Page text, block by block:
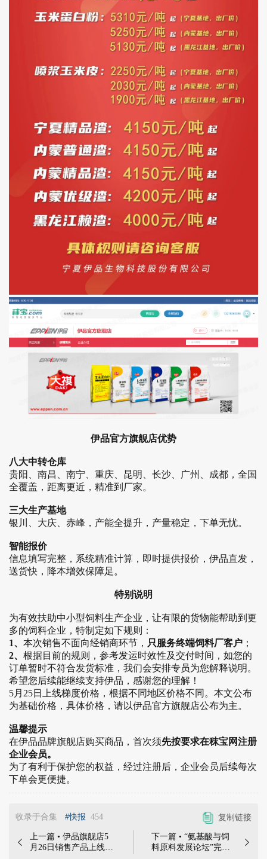
伊品官方旗舰店优势
八大中转仓库
贵阳、南昌、南宁、重庆、昆明、长沙、广州、成都，全国
全覆盖，距离更近，精准到厂家。
三大生产基地
银川、大庆、赤峰，产能全提升，产量稳定，下单无忧。
智能报价
信息填写完整，系统精准计算，即时提供报价，伊品直发，
送货快，降本增效保障足。
特别说明
为有效扶助中小型饲料生产企业，让有限的货物能帮助到更
多的饲料企业，特制定如下规则：
1、 本次销售不面向经销商环节， 只服务终端饲料厂客户 ；
2、 根据目前的规则，参考发运时效性及交付时间，如您的
订单暂时不符合发货标准，我们会安排专员为您解释说明。
希望您后续能继续支持伊品，感谢您的理解！
5月25日上线梯度价格，根据不同地区价格不同。本文公布
为基础价格，具体价格，请以伊品官方旗舰店公布为主。
温馨提示
在伊品品牌旗舰店购买商品，首次须先按要求在秣宝网注册
企业会员。
为了有利于保护您的权益，经过注册后，企业会员后续每次
下单会更便捷。
收录于合集 #快报 454 复制链接

上一篇 • 伊品旗舰店5
月26日销售产品上线，
下一篇 • “氨基酸与饲
料原料发展论坛”完美
